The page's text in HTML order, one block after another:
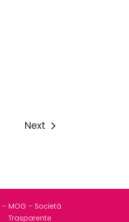
Next
– MOG – Società
Trasparente